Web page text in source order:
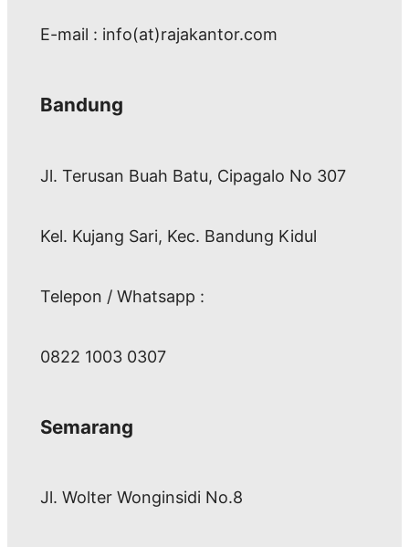
E-mail : info(at)rajakantor.com
Bandung
Jl. Terusan Buah Batu, Cipagalo No 307
Kel. Kujang Sari, Kec. Bandung Kidul
Telepon / Whatsapp :
0822 1003 0307
Semarang
Jl. Wolter Wonginsidi No.8